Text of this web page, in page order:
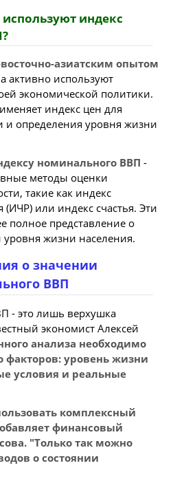
индекс
азиатским опытом
активно используют
экономической политики.
индекс цен для
определения уровня жизни
номинального ВВП -
методы оценки
такие как индекс
(ИЧР) или индекс счастья. Эти
полное представление о
жизни населения.
о значении
ВВП
- это лишь верхушка
экономист Алексей
анализа необходимо
факторов: уровень жизни
условия и реальные
комплексный
финансовый
"Только так можно
о состоянии